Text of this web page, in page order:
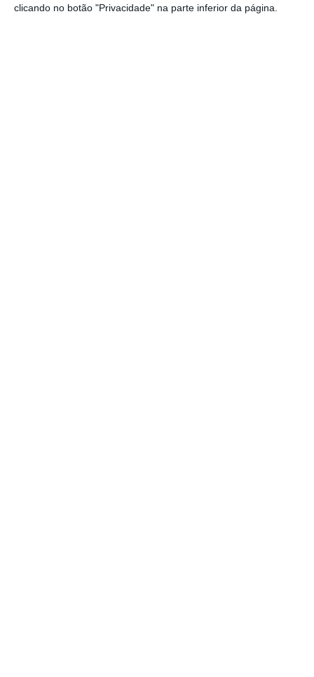
clicando no botão "Privacidade" na parte inferior da página.
para a legislação do mercado” , disse o